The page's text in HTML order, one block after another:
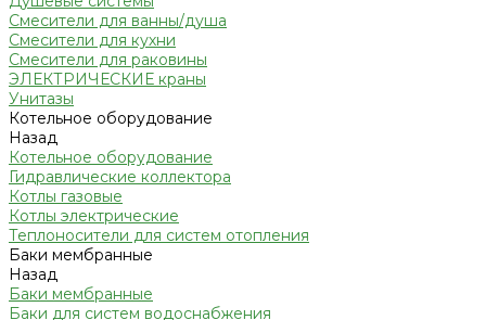
Смесители для ванны/душа
Смесители для кухни
Смесители для раковины
ЭЛЕКТРИЧЕСКИЕ краны
Унитазы
Котельное оборудование
Назад
Котельное оборудование
Гидравлические коллектора
Котлы газовые
Котлы электрические
Теплоносители для систем отопления
Баки мембранные
Назад
Баки мембранные
Баки для систем водоснабжения